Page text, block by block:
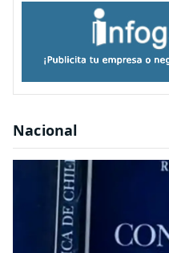
Nacional